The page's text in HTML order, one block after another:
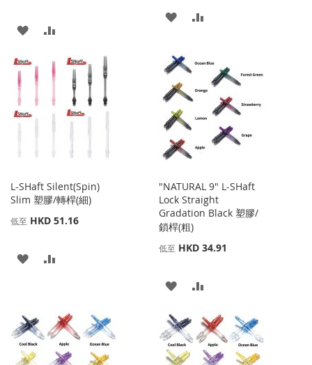
添
到
收
並
比
添
到
收
藏
夾
並
比
較
L-SHaft Silent(Spin)
Slim 塑膠/轉桿(細)
低至 HKD 51.16
添
收
藏
比
較
"NATURAL 9" L-SHaft
Lock Straight
Gradation Black 塑膠/
鎖桿(粗)
低至 HKD 34.91
添
到
收
並
比